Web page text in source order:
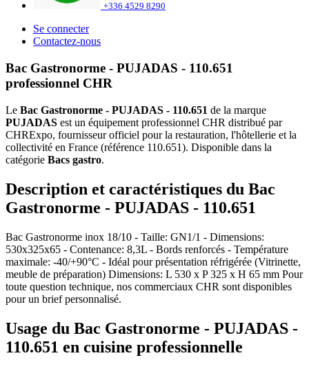
+336 4529 8290
Se connecter
Contactez-nous
Bac Gastronorme - PUJADAS - 110.651
professionnel CHR
Le Bac Gastronorme - PUJADAS - 110.651 de la marque
PUJADAS est un équipement professionnel CHR distribué par
CHRExpo, fournisseur officiel pour la restauration, l'hôtellerie et la
collectivité en France (référence 110.651). Disponible dans la
catégorie Bacs gastro.
Description et caractéristiques du Bac
Gastronorme - PUJADAS - 110.651
Bac Gastronorme inox 18/10 - Taille: GN1/1 - Dimensions:
530x325x65 - Contenance: 8,3L - Bords renforcés - Température
maximale: -40/+90°C - Idéal pour présentation réfrigérée (Vitrinette,
meuble de préparation) Dimensions: L 530 x P 325 x H 65 mm Pour
toute question technique, nos commerciaux CHR sont disponibles
pour un brief personnalisé.
Usage du Bac Gastronorme - PUJADAS -
110.651 en cuisine professionnelle